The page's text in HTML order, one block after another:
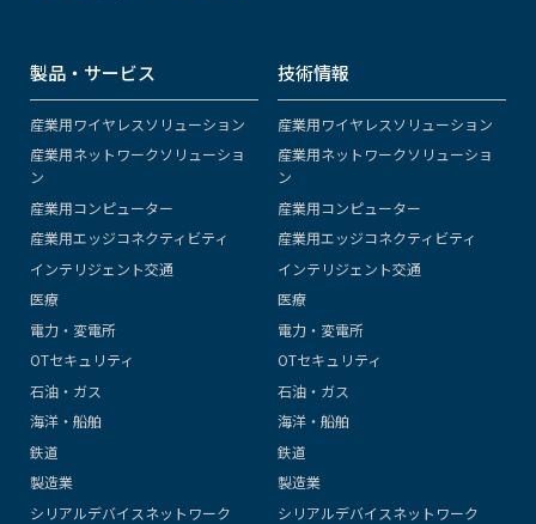
製品・サービス
産業用ワイヤレスソリューション
産業用ネットワークソリューショ
ン
産業用コンピューター
産業用エッジコネクティビティ
インテリジェント交通
医療
電力・変電所
OTセキュリティ
石油・ガス
海洋・船舶
鉄道
製造業
シリアルデバイスネットワーク
技術情報
産業用ワイヤレスソリューション
産業用ネットワークソリューショ
ン
産業用コンピューター
産業用エッジコネクティビティ
インテリジェント交通
医療
電力・変電所
OTセキュリティ
石油・ガス
海洋・船舶
鉄道
製造業
シリアルデバイスネットワーク